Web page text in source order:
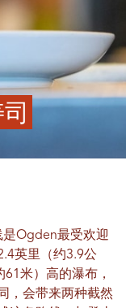
Ogden最受欢迎
英里（约3.9公
米）高的瀑布，
，会带来两种截然